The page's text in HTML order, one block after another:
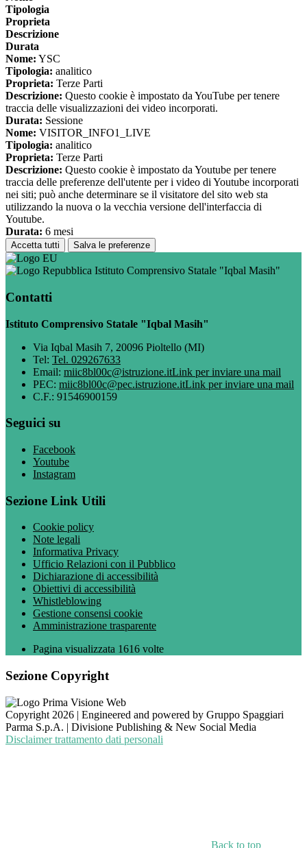
Tipologia
Proprieta
Descrizione
Durata
Nome: YSC
Tipologia: analitico
Proprieta: Terze Parti
Descrizione: Questo cookie è impostato da YouTube per tenere
traccia delle visualizzazioni dei video incorporati.
Durata: Sessione
Nome: VISITOR_INFO1_LIVE
Tipologia: analitico
Proprieta: Terze Parti
Descrizione: Questo cookie è impostato da Youtube per tenere
traccia delle preferenze dell'utente per i video di Youtube incorporati
nei siti; può anche determinare se il visitatore del sito web sta
utilizzando la nuova o la vecchia versione dell'interfaccia di
Youtube.
Durata: 6 mesi
Accetta tutti Salva le preferenze
Istituto Comprensivo Statale "Iqbal Masih"
Contatti
Istituto Comprensivo Statale "Iqbal Masih"
Via Iqbal Masih 7, 20096 Pioltello (MI)
Tel: Tel. 029267633
Email: miic8bl00c@istruzione.itLink per inviare una mail
PEC: miic8bl00c@pec.istruzione.itLink per inviare una mail
C.F.: 91546900159
Seguici su
Facebook
Youtube
Instagram
Sezione Link Utili
Cookie policy
Note legali
Informativa Privacy
Ufficio Relazioni con il Pubblico
Dichiarazione di accessibilità
Obiettivi di accessibilità
Whistleblowing
Gestione consensi cookie
Amministrazione trasparente
Pagina visualizzata 1616 volte
Sezione Copyright
Copyright 2026 | Engineered and powered by Gruppo Spaggiari
Parma S.p.A. | Divisione Publishing & New Social Media
Disclaimer trattamento dati personali
Back to top